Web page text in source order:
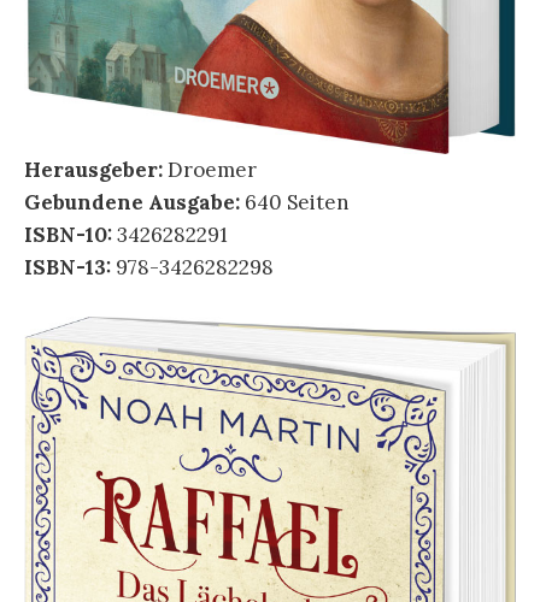
Herausgeber:Droemer
Gebundene Ausgabe: 640 Seiten
ISBN-10:3426282291
ISBN-13: 978-3426282298